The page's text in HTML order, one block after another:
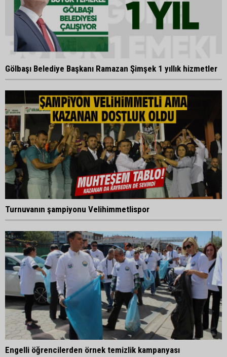
Gölbaşı Belediye Başkanı Ramazan Şimşek 1 yıllık hizmetler
Turnuvanın şampiyonu Velihimmetlispor
Engelli öğrencilerden örnek temizlik kampanyası